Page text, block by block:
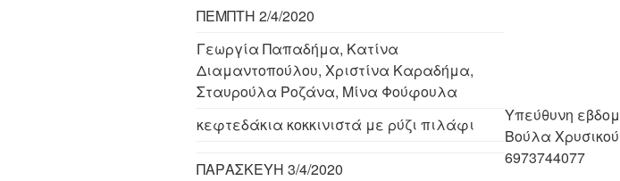
ΠΕΜΠΤΗ 2/4/2020
Υπεύθυνη
Βούλα Χρυσικού
6973744077
Γεωργία Παπαδήμα, Κατίνα
Διαμαντοπούλου, Χριστίνα Καραδήμα,
Σταυρούλα Ροζάνα, Μίνα Φούφουλα
κεφτεδάκια κοκκινιστά με ρύζι πιλάφι
ΠΑΡΑΣΚΕΥΗ 3/4/2020